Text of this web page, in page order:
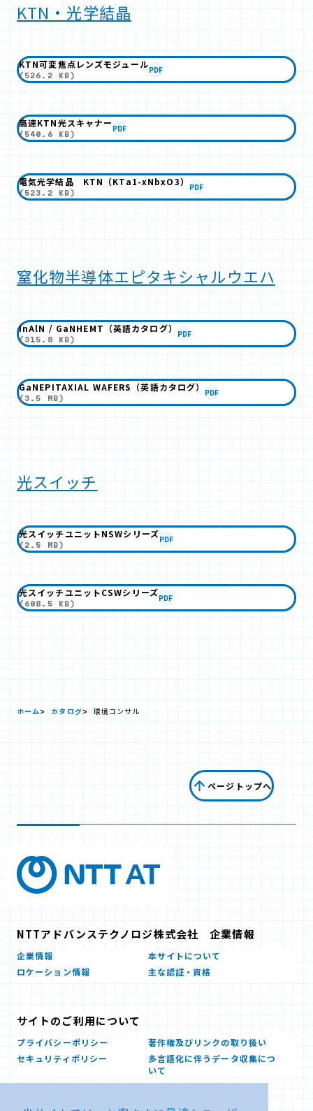
KTN・光学結晶
KTN可変焦点レンズモジュール
(526.2 KB)
PDF
高速KTN光スキャナー
(540.6 KB)
PDF
電気光学結晶 KTN（KTa1-xNbxO3）
(523.2 KB)
PDF
窒化物半導体エピタキシャルウエハ
InAlN / GaNHEMT（英語カタログ）
(315.8 KB)
PDF
GaNEPITAXIAL WAFERS（英語カタログ）
(3.5 MB)
PDF
光スイッチ
光スイッチユニットNSWシリーズ
(2.5 MB)
PDF
光スイッチユニットCSWシリーズ
(608.5 KB)
PDF
ホーム カタログ 環境コンサル
ページトップへ
NTTアドバンステクノロジ株式会社 企業情報
企業情報
本サイトについて
ロケーション情報
主な認証・資格
サイトのご利用について
プライバシーポリシー
著作権及びリンクの取り扱い
セキュリティポリシー
多言語化に伴うデータ収集につ
いて